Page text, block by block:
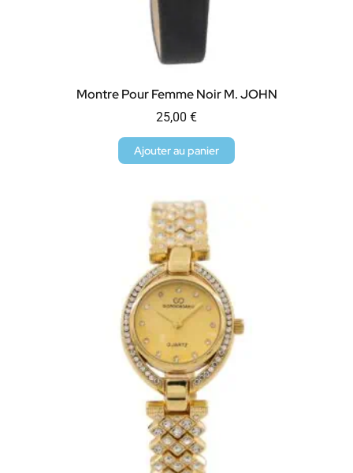
Montre Pour Femme Noir M. JOHN
25,00 €
Ajouter au panier